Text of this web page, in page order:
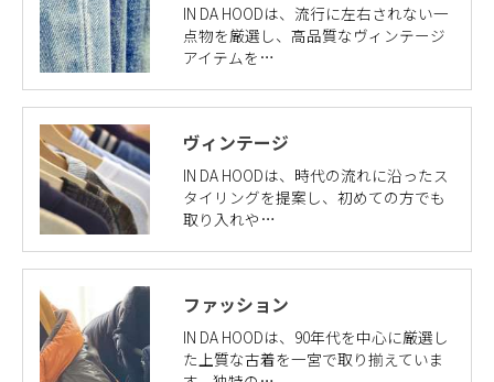
IN DA HOODは、流行に左右されない一
点物を厳選し、高品質なヴィンテージ
アイテムを…
ヴィンテージ
IN DA HOODは、時代の流れに沿ったス
タイリングを提案し、初めての方でも
取り入れや…
ファッション
IN DA HOODは、90年代を中心に厳選し
た上質な古着を一宮で取り揃えていま